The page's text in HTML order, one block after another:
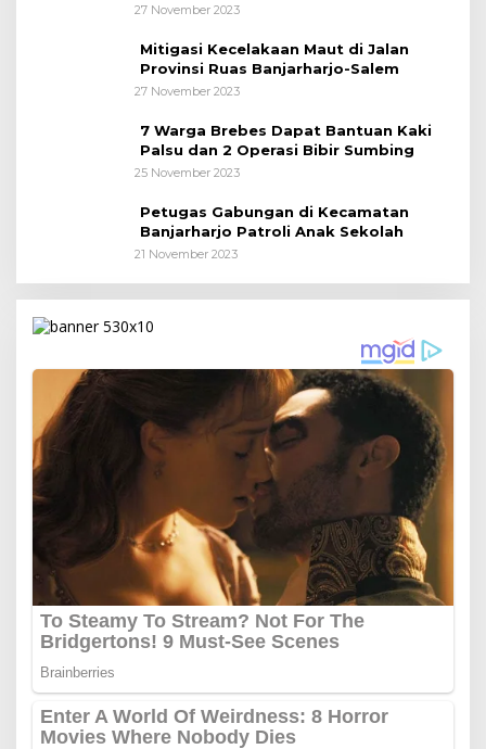
27 November 2023
Mitigasi Kecelakaan Maut di Jalan
Provinsi Ruas Banjarharjo-Salem
27 November 2023
7 Warga Brebes Dapat Bantuan Kaki
Palsu dan 2 Operasi Bibir Sumbing
25 November 2023
Petugas Gabungan di Kecamatan
Banjarharjo Patroli Anak Sekolah
21 November 2023